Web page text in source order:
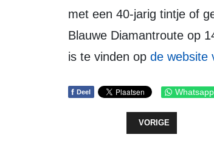
met een 40-jarig tintje of
Blauwe Diamantroute op
is te vinden op de website
f Deel Whatsapp
VORIG ARTIKEL:
VORIGE